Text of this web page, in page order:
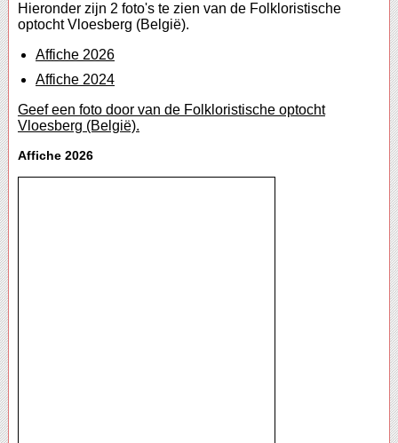
Hieronder zijn 2 foto's te zien van de Folkloristische
optocht Vloesberg (België).
Affiche 2026
Affiche 2024
Geef een foto door van de Folkloristische optocht
Vloesberg (België).
Affiche 2026